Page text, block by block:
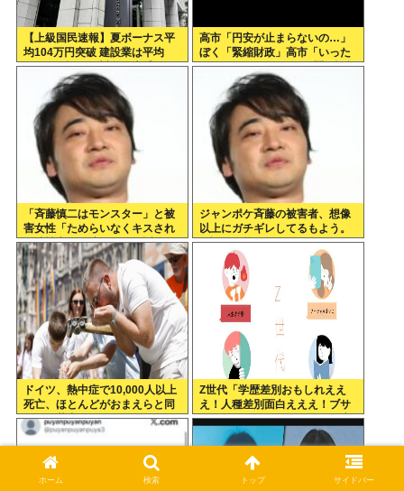
【上級国民速報】夏ボーナス平
均104万円突破 建設業は平均
200万円超 なお対象は大手163
社93万人、全就業者の1%強
高市「円安が止まらないの…」
ぼく「緊縮財政」高市「いった
いどうすれば…」ぼく「緊縮財
政」高市「そうだわ！日銀砲
よ！」
「斉藤慎二はモンスター」と被
害女性「ためらいなくキスされ
口腔性交…」涙ながらに訴えた
被害後の”深刻なPTSD”
ジャンポケ斉藤の被害者、想像
以上にガチギレしてるもよう。
示談不可能か。
ドイツ、熱中症で10,000人以上
死亡、ほとんどがおまえらと同
年代、若者は元気
Z世代「学歴差別おもしれええ
え！人種差別面白えええ！ブサ
イク差別おもしれえ！人を馬鹿
にするの面白えええ！」
ホーム 検索 トップ サイドバー